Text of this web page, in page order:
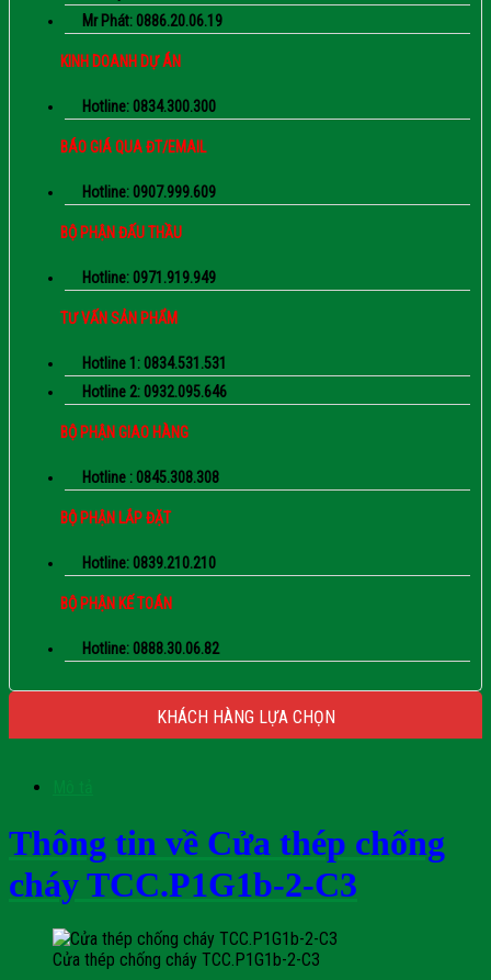
Mr Phát: 0886.20.06.19
KINH DOANH DỰ ÁN
Hotline: 0834.300.300
BÁO GIÁ QUA ĐT/EMAIL
Hotline: 0907.999.609
BỘ PHẬN ĐẤU THẦU
Hotline: 0971.919.949
TƯ VẤN SẢN PHẨM
Hotline 1: 0834.531.531
Hotline 2: 0932.095.646
BỘ PHẬN GIAO HÀNG
Hotline : 0845.308.308
BỘ PHẬN LẮP ĐẶT
Hotline: 0839.210.210
BỘ PHẬN KẾ TOÁN
Hotline: 0888.30.06.82
KHÁCH HÀNG LỰA CHỌN
Thông tin về Cửa thép chống
cháy TCC.P1G1b-2-C3
Cửa thép chống cháy TCC.P1G1b-2-C3